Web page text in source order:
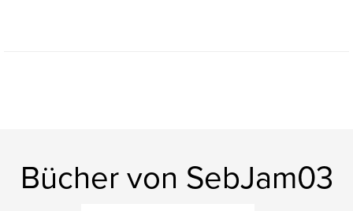
Bücher von SebJam03